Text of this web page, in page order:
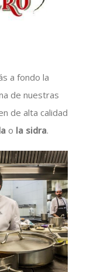
a fondo la
de nuestras
de alta calidad
o la sidra.